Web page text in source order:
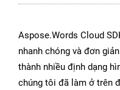
Aspose.Words Cloud
nhanh chóng và đơn
thành nhiều định dạng
chúng tôi đã làm ở trên